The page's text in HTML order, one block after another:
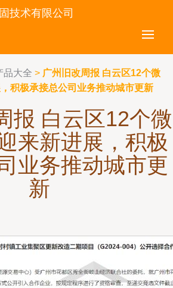
技术有限公司
品大全 > 广州旧改周报 白云区12个微
积极承接总公司业务推动城市更新
报 白云区12个微
来新进展，积极
业务推动城市更
新